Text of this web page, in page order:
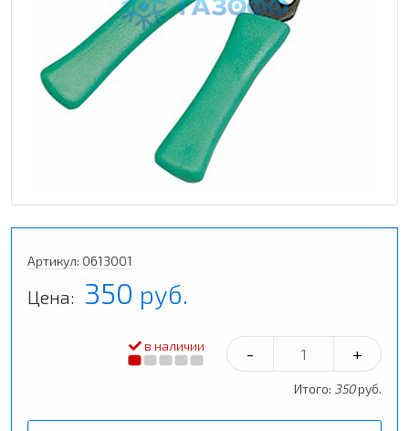
Артикул: 0613001
Цена: 350 руб.
в наличии - +
Итого: 350руб.